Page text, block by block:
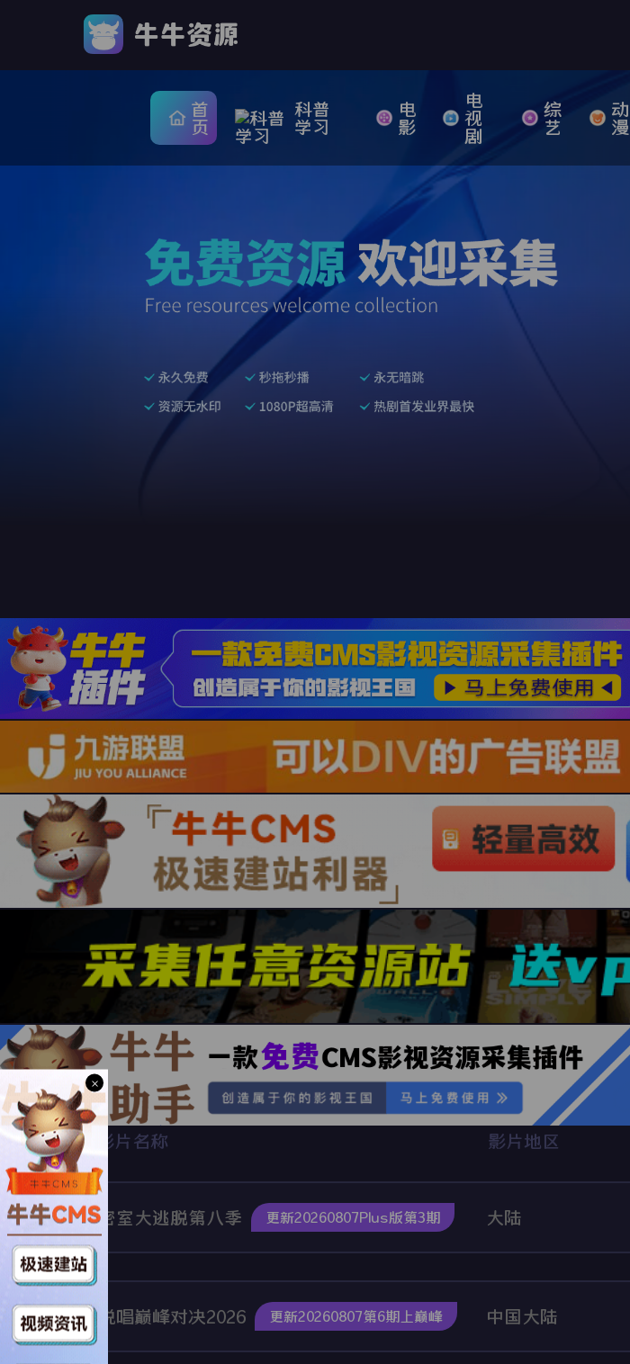
首
页
科普
学习
电
影
电
视
剧
综
艺
动
漫
影片名称 影片地区
密室大逃脱第八季 更新20260807Plus版第3期 大陆
说唱巅峰对决2026 更新20260807第6期上巅峰 中国大陆
×